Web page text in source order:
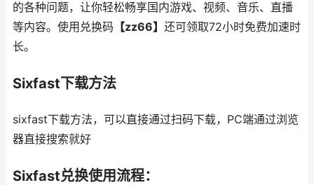
的各种问题，让你轻松畅享国内游戏、视频、音乐、直播
等内容。使用兑换码 【zz66】 还可领取72小时免费加速时
长。
Sixfast下载方法
sixfast下载方法，可以直接通过扫码下载，PC端通过浏览
器直接搜索就好
Sixfast兑换使用流程：